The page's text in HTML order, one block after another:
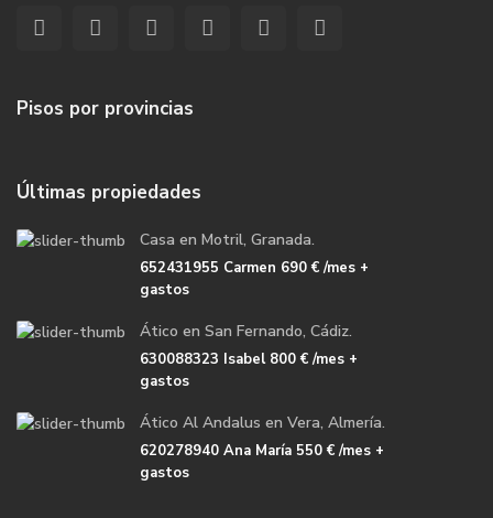
Pisos por provincias
Últimas propiedades
Casa en Motril, Granada.
652431955 Carmen 690 €/mes +
gastos
Ático en San Fernando, Cádiz.
630088323 Isabel800 €/mes +
gastos
Ático Al Andalus en Vera, Almería.
620278940 Ana María 550 €/mes +
gastos